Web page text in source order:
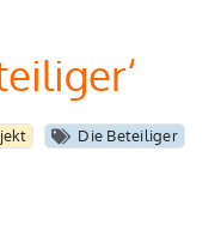
Die Beteiliger